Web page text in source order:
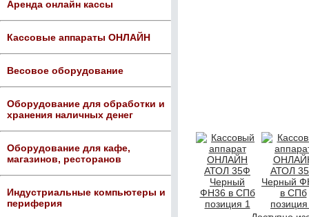
Аренда онлайн кассы
Кассовые аппараты ОНЛАЙН
Весовое оборудование
Оборудование для обработки и
хранения наличных денег
Оборудование для кафе,
магазинов, ресторанов
Индустриальные компьютеры и
периферия